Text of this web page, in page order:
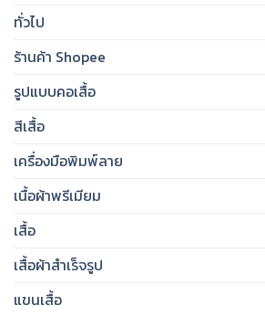
ทั่วไป
ร้านค้า Shopee
รูปแบบคอเสื้อ
สีเสื้อ
เครื่องมือพิมพ์ลาย
เนื้อผ้าพรีเมียม
เสื้อ
เสื้อผ้าสำเร็จรูป
แขนเสื้อ